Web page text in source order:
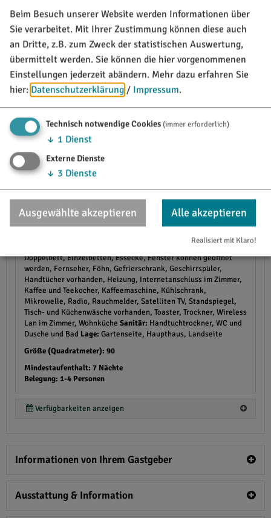
Ferienwohnung 90 qm, 4 Sterne, Maisonette
heute ab 98,00 € pro Einheit/ Nacht für 2 Pers.
Details
Maisonette-Wohnung, 4 Sterne, Großer Balkon mit traumhaft
schönem Ausblick ins Tal
Haustiere sind nicht erlaubt. Ein Babybett kann auf Anfrage
kostenfrei zur Verfügung gestellt werden.
Stockwerk Etage:1. EtageAusstattung: 2 Schlafräume,
Allergikergerecht, Babyphon, Backofen, Balkon/Terrasse am
Doppelbett, Einzelbetten, Essecke, Fenster können geöffnet
werden, Fernseher, Föhn, Gefrierschrank, Geschirrspüler,
Handtücher vorhanden, Heizung, Internetanschluss im Zimmer,
Kaffee und Teekocher, Kaffeemaschine, Kühlschrank,
Mikrowelle, Radio, Rauchmelder, Satelliten TV, Standspiegel,
Tisch- und Küchenwäsche vorhanden, Toaster, Trockner, Wireless
Lan im Zimmer, Wohnküche Sanitär: Handtuchtrockner, WC und
Dusche und Bad Lage: Gartenseite, Haupthaus, Landseite
Größe (Quadratmeter): 90
Mindestaufenthalt: 7 Nächte
Belegung: 1-4 Personen
Verfügbarkeiten anzeigen
Informationen von Ihrem Gastgeber
Ausstattung & Information
Beim Besuch unserer Website werden Informationen über
Sie verarbeitet. Mit Ihrer Zustimmung können diese auch
an Dritte, z.B. zum Zweck der statistischen Auswertung,
übermittelt werden. Sie können die hier vorgenommenen
Einstellungen jederzeit abändern. Mehr dazu erfahren Sie
hier: Datenschutzerklärung / Impressum.
Technisch notwendige Cookies(immer erforderlich)
↓ 1 Dienst
Externe Dienste
↓ 3 Dienste
Ausgewählte akzeptieren Alle akzeptieren
Realisiert mit Klaro!